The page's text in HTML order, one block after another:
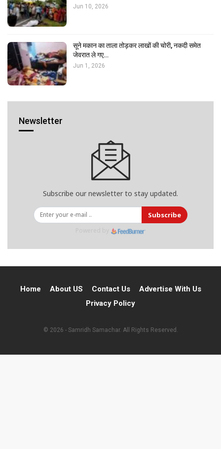
Jun 10, 2026
सूने मकान का ताला तोड़कर लाखों की चोरी, नकदी समेत
जेवरात ले गए…
Jun 1, 2026
Newsletter
Subscribe our newsletter to stay updated.
Subscribe
Home About US Contact Us
Advertise With Us
Privacy Policy
© 2026 - Samridh Samachar. All Rights Reserved.